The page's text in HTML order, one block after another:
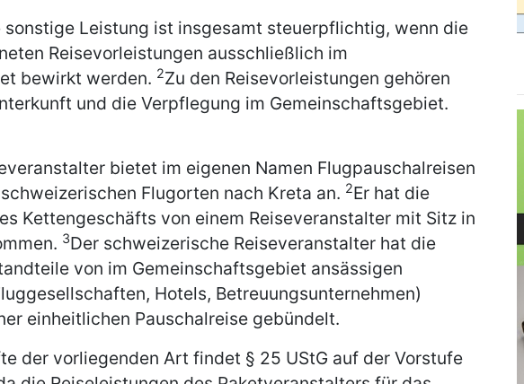
sonstige Leistung ist insgesamt steuerpflichtig, wenn die
Reisevorleistungen ausschließlich im
bewirkt werden. 2Zu den Reisevorleistungen gehören
und die Verpflegung im Gemeinschaftsgebiet.
bietet im eigenen Namen Flugpauschalreisen
Flugorten nach Kreta an. 2Er hat die
Kettengeschäfts von einem Reiseveranstalter mit Sitz in
3Der schweizerische Reiseveranstalter hat die
von im Gemeinschaftsgebiet ansässigen
Hotels, Betreuungsunternehmen)
einheitlichen Pauschalreise gebündelt.
der vorliegenden Art findet § 25 UStG auf der Vorstufe